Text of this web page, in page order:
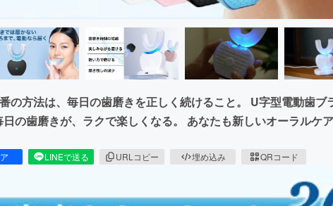
の方法は、毎日の歯磨きを正しく続けること。 U字型電動歯ブ
の歯磨きが、ラクで楽しくなる。 あなたも新しいオーラルケ
LINEで送る URLコピー 埋め込み QRコード